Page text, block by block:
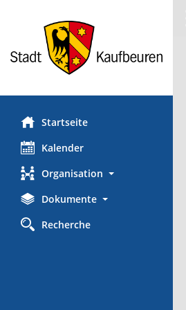
Startseite
Kalender
Organisation
Dokumente
Recherche